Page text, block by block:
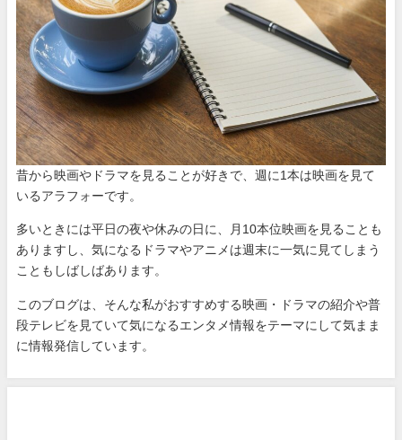
昔から映画やドラマを見ることが好きで、週に1本は映画を見て
いるアラフォーです。
多いときには平日の夜や休みの日に、月10本位映画を見ることも
ありますし、気になるドラマやアニメは週末に一気に見てしまう
こともしばしばあります。
このブログは、そんな私がおすすめする映画・ドラマの紹介や普
段テレビを見ていて気になるエンタメ情報をテーマにして気まま
に情報発信しています。